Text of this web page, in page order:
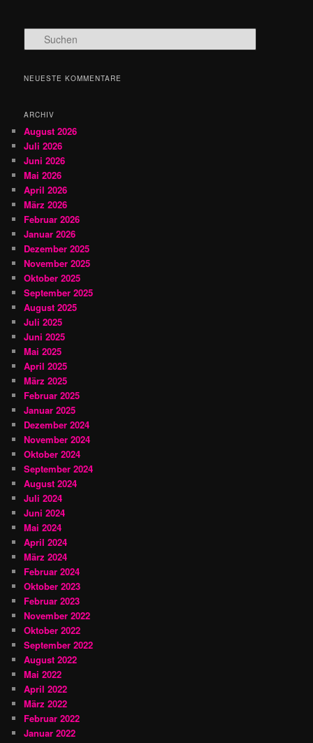
u
h
NEUESTE KOMMENTARE
ARCHIV
August 2026
Juli 2026
Juni 2026
Mai 2026
April 2026
März 2026
Februar 2026
Januar 2026
Dezember 2025
November 2025
Oktober 2025
September 2025
August 2025
Juli 2025
Juni 2025
Mai 2025
April 2025
März 2025
Februar 2025
Januar 2025
Dezember 2024
November 2024
Oktober 2024
September 2024
August 2024
Juli 2024
Juni 2024
Mai 2024
April 2024
März 2024
Februar 2024
Oktober 2023
Februar 2023
November 2022
Oktober 2022
September 2022
August 2022
Mai 2022
April 2022
März 2022
Februar 2022
Januar 2022